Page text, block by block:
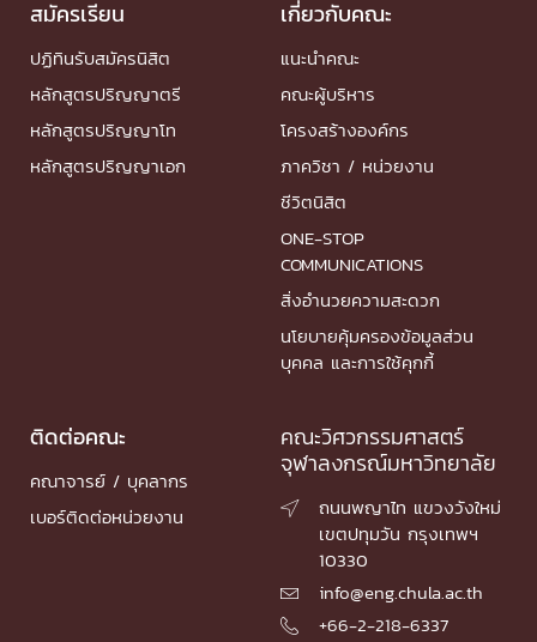
สมัครเรียน
ปฏิทินรับสมัครนิสิต
หลักสูตรปริญญาตรี
หลักสูตรปริญญาโท
หลักสูตรปริญญาเอก
เกี่ยวกับคณะ
แนะนำคณะ
คณะผู้บริหาร
โครงสร้างองค์กร
ภาควิชา / หน่วยงาน
ชีวิตนิสิต
ONE-STOP
COMMUNICATIONS
สิ่งอำนวยความสะดวก
นโยบายคุ้มครองข้อมูลส่วน
บุคคล และการใช้คุกกี้
ติดต่อคณะ
คณาจารย์ / บุคลากร
เบอร์ติดต่อหน่วยงาน
คณะวิศวกรรมศาสตร์
จุฬาลงกรณ์มหาวิทยาลัย

ถนนพญาไท แขวงวังใหม่
เขตปทุมวัน กรุงเทพฯ
10330
 info@eng.chula.ac.th
 +66-2-218-6337